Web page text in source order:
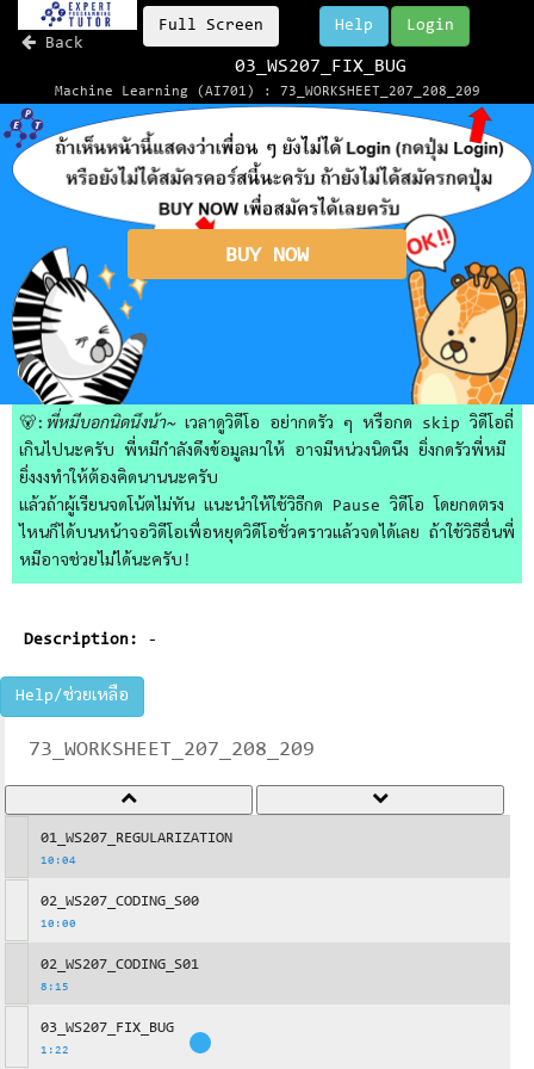
Back
Full Screen Login
Help
03_WS207_FIX_BUG
Machine Learning (AI701) : 73_WORKSHEET_207_208_209
BUY NOW
🐻: พี่หมีบอกนิดนึงน้า~เวลาดูวิดีโอ อย่ากดรัว ๆ หรือกด skip วิดีโอถี่
เกินไปนะครับ พี่หมีกำลังดึงข้อมูลมาให้ อาจมีหน่วงนิดนึง ยิ่งกดรัวพี่หมี
ยิ่งงงทำให้ต้องคิดนานนะครับ
แล้วถ้าผู้เรียนจดโน้ตไม่ทัน แนะนำให้ใช้วิธีกด Pause วิดีโอ โดยกดตรง
ไหนก็ได้บนหน้าจอวิดีโอเพื่อหยุดวิดีโอชั่วคราวแล้วจดได้เลย ถ้าใช้วิธีอื่นพี่
หมีอาจช่วยไม่ได้นะครับ!
Description: -
Help/ช่วยเหลือ
73_WORKSHEET_207_208_209
01_WS207_REGULARIZATION
10:04
02_WS207_CODING_S00
10:00
02_WS207_CODING_S01
8:15
03_WS207_FIX_BUG
1:22